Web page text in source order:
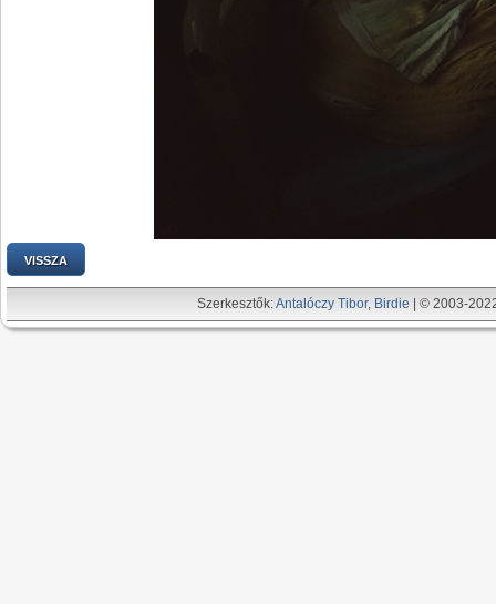
VISSZA
Szerkesztők:Antalóczy Tibor, Birdie | © 2003-